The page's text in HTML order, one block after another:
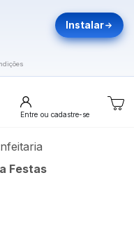
Instalar
Entre ou cadastre-se
Festas